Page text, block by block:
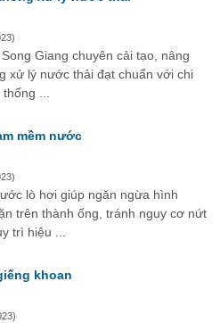
Giang chuyên cải tạo, nâng
xử lý nước thải đạt chuẩn với chi
...
mềm nước
lò hơi giúp ngăn ngừa hình
trên thành ống, tránh nguy cơ nứt
trì hiệu ...
khoan